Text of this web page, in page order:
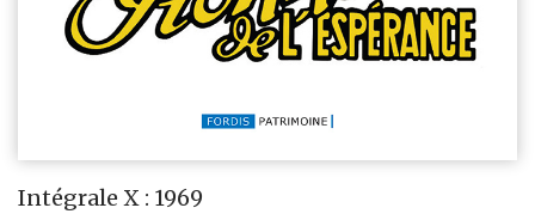
Intégrale X : 1969